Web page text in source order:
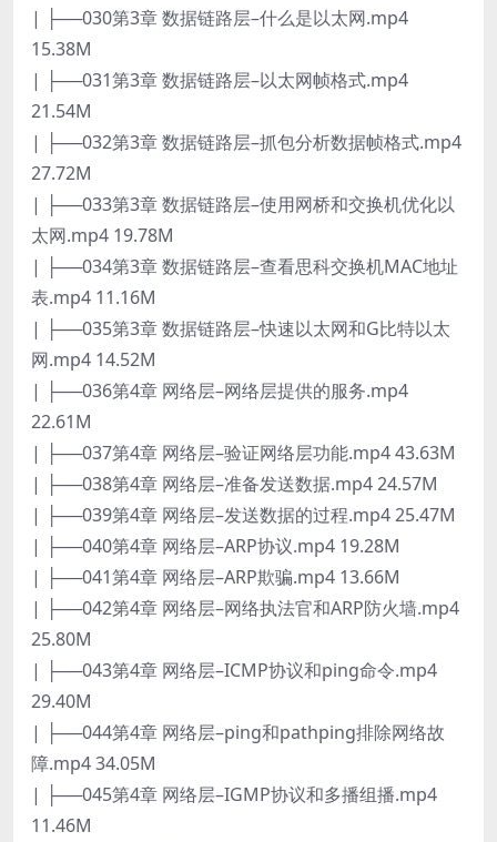
| ├──030第3章 数据链路层–什么是以太网.mp4
15.38M
| ├──031第3章 数据链路层–以太网帧格式.mp4
21.54M
| ├──032第3章 数据链路层–抓包分析数据帧格式.mp4
27.72M
| ├──033第3章 数据链路层–使用网桥和交换机优化以
太网.mp4 19.78M
| ├──034第3章 数据链路层–查看思科交换机MAC地址
表.mp4 11.16M
| ├──035第3章 数据链路层–快速以太网和G比特以太
网.mp4 14.52M
| ├──036第4章 网络层–网络层提供的服务.mp4
22.61M
| ├──037第4章 网络层–验证网络层功能.mp4 43.63M
| ├──038第4章 网络层–准备发送数据.mp4 24.57M
| ├──039第4章 网络层–发送数据的过程.mp4 25.47M
| ├──040第4章 网络层–ARP协议.mp4 19.28M
| ├──041第4章 网络层–ARP欺骗.mp4 13.66M
| ├──042第4章 网络层–网络执法官和ARP防火墙.mp4
25.80M
| ├──043第4章 网络层–ICMP协议和ping命令.mp4
29.40M
| ├──044第4章 网络层–ping和pathping排除网络故
障.mp4 34.05M
| ├──045第4章 网络层–IGMP协议和多播组播.mp4
11.46M